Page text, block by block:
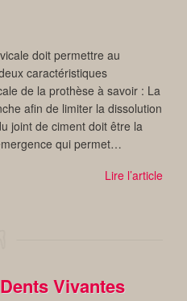
doit permettre au
caractéristiques
de la prothèse à savoir : La
afin de limiter la dissolution
joint de ciment doit être la
qui permet…
Lire l’article
Vivantes